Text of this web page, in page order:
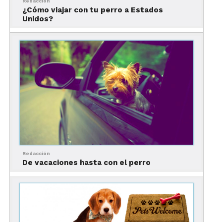
Empaca para ellos
No olvides llevar contigo alimento y agua (de
preferencia en contenedores de agua), premios,
correas, cama, arenero, y todo lo que tu mascota
utilice regularmente.
Reduce el estrés al
máximo
Hay que tener presente que viajar, así como te
¿Cómo viajar con tu perro a Estados
Unidos?
Redacción
De vacaciones hasta con el perro